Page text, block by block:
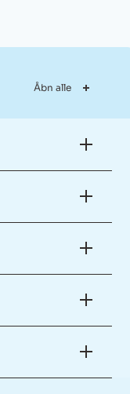
Åbn alle